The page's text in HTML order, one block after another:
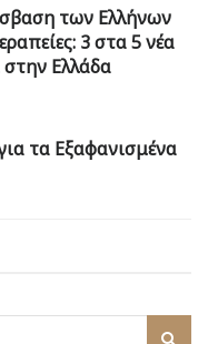
των Ελλήνων
3 στα 5 νέα
Ελλάδα
τα Εξαφανισμένα